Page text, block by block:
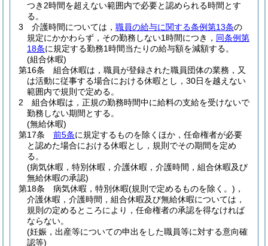
つき2時間を超えない範囲内で必要と認められる時間とす
る。
3
介護時間については， 職員の給与に関する条例第13条の
規定にかかわらず，その勤務しない1時間につき， 同条例第
18条に規定する勤務1時間当たりの給与額を減額する。
(組合休暇)
第16条
組合休暇は，職員が登録された職員団体の業務，又
は活動に従事する場合における休暇とし，30日を越えない
範囲内で規則で定める。
2
組合休暇は，正規の勤務時間中に給料の支給を受けないで
勤務しない期間とする。
(無給休暇)
第17条
前5条に規定するものを除くほか，任命権者が必要
と認めた場合における休暇とし，規則でその期間を定め
る。
(病気休暇，特別休暇，介護休暇，介護時間，組合休暇及び
無給休暇の承認)
第18条
病気休暇，特別休暇(規則で定めるものを除く。) ，
介護休暇，介護時間，組合休暇及び無給休暇については，
規則の定めるところにより，任命権者の承認を得なければ
ならない。
(妊娠，出産等についての申出をした職員等に対する意向確
認等)